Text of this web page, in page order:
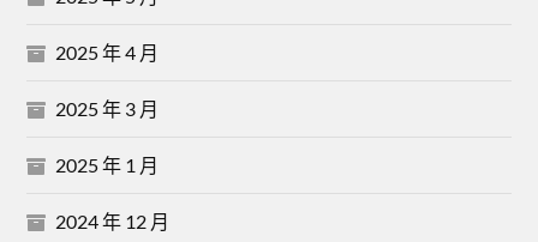
2025 年 4 月
2025 年 3 月
2025 年 1 月
2024 年 12 月